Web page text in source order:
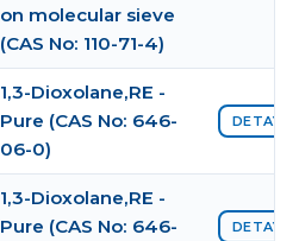
on molecular sieve
(CAS No: 110-71-4)
1,3-Dioxolane,RE -
Pure (CAS No: 646-
06-0)
DETAYI
1,3-Dioxolane,RE -
Pure (CAS No: 646-
DETAYI